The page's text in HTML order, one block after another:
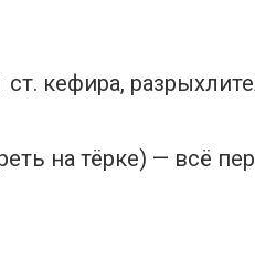
кефира,
на тёрке) — всё